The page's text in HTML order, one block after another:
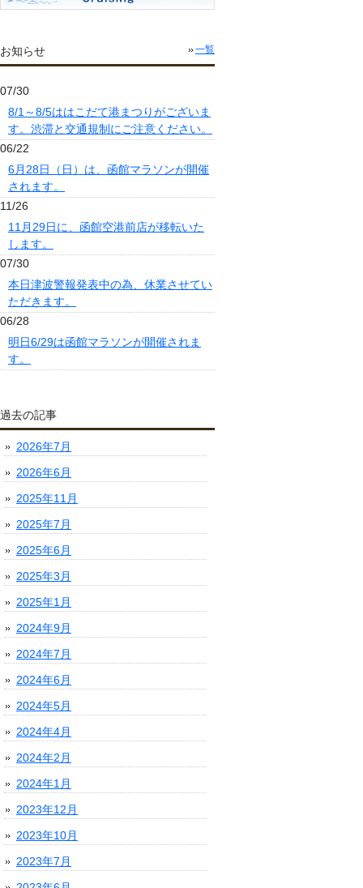
お知らせ 一覧
07/30
8/1～8/5ははこだて港まつりがございま
す。渋滞と交通規制にご注意ください。
06/22
6月28日（日）は、函館マラソンが開催
されます。
11/26
11月29日に、函館空港前店が移転いた
します。
07/30
本日津波警報発表中の為、休業させてい
ただきます。
06/28
明日6/29は函館マラソンが開催されま
す。
過去の記事
2026年7月
2026年6月
2025年11月
2025年7月
2025年6月
2025年3月
2025年1月
2024年9月
2024年7月
2024年6月
2024年5月
2024年4月
2024年2月
2024年1月
2023年12月
2023年10月
2023年7月